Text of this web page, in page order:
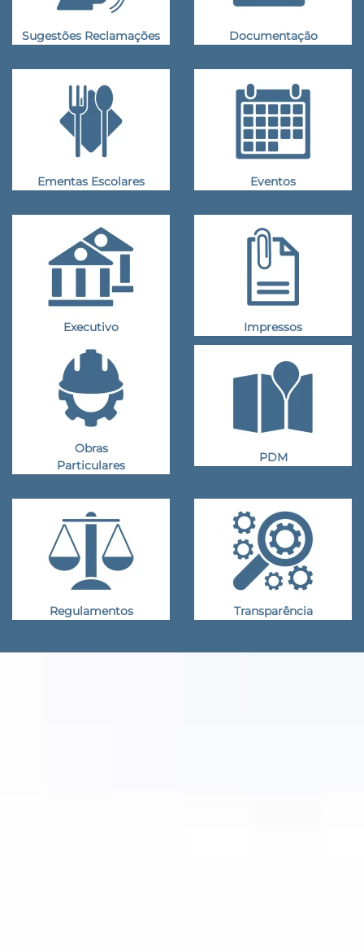
Sugestões Reclamações Documentação
Ementas Escolares Eventos
Executivo Impressos
Obras
Particulares
PDM
Regulamentos Transparência